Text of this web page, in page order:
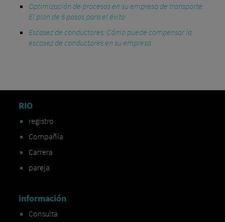
Optimización de procesos en su empresa de transporte:
El plan de 6 pasos para el éxito
Escasez de conductores: Cómo puede compensar la
escasez de conductores en su empresa
RIO
registro
Compañía
Carrera
pareja
información
Consulta